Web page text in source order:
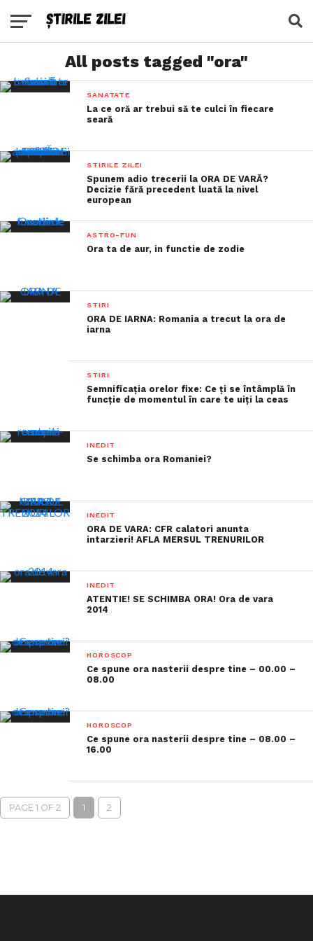
All posts tagged "ora"
SANATATE
La ce oră ar trebui să te culci în fiecare
seară
STIRILE ZILEI
Spunem adio trecerii la ORA DE VARĂ?
Decizie fără precedent luată la nivel
european
ASTRO-FUN
Ora ta de aur, in functie de zodie
STIRI
ORA DE IARNA: Romania a trecut la ora de
iarna
STIRI
Semnificația orelor fixe: Ce ți se întâmplă în
funcție de momentul în care te uiți la ceas
INEDIT
Se schimba ora Romaniei?
INEDIT
ORA DE VARA: CFR calatori anunta
intarzieri! AFLA MERSUL TRENURILOR
INEDIT
ATENTIE! SE SCHIMBA ORA! Ora de vara
2014
HOROSCOP
Ce spune ora nasterii despre tine – 00.00 –
08.00
HOROSCOP
Ce spune ora nasterii despre tine – 08.00 –
16.00
PAGE 1 OF 2 1 2